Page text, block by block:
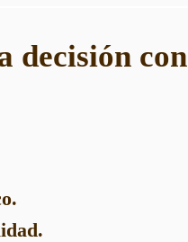
decisión con